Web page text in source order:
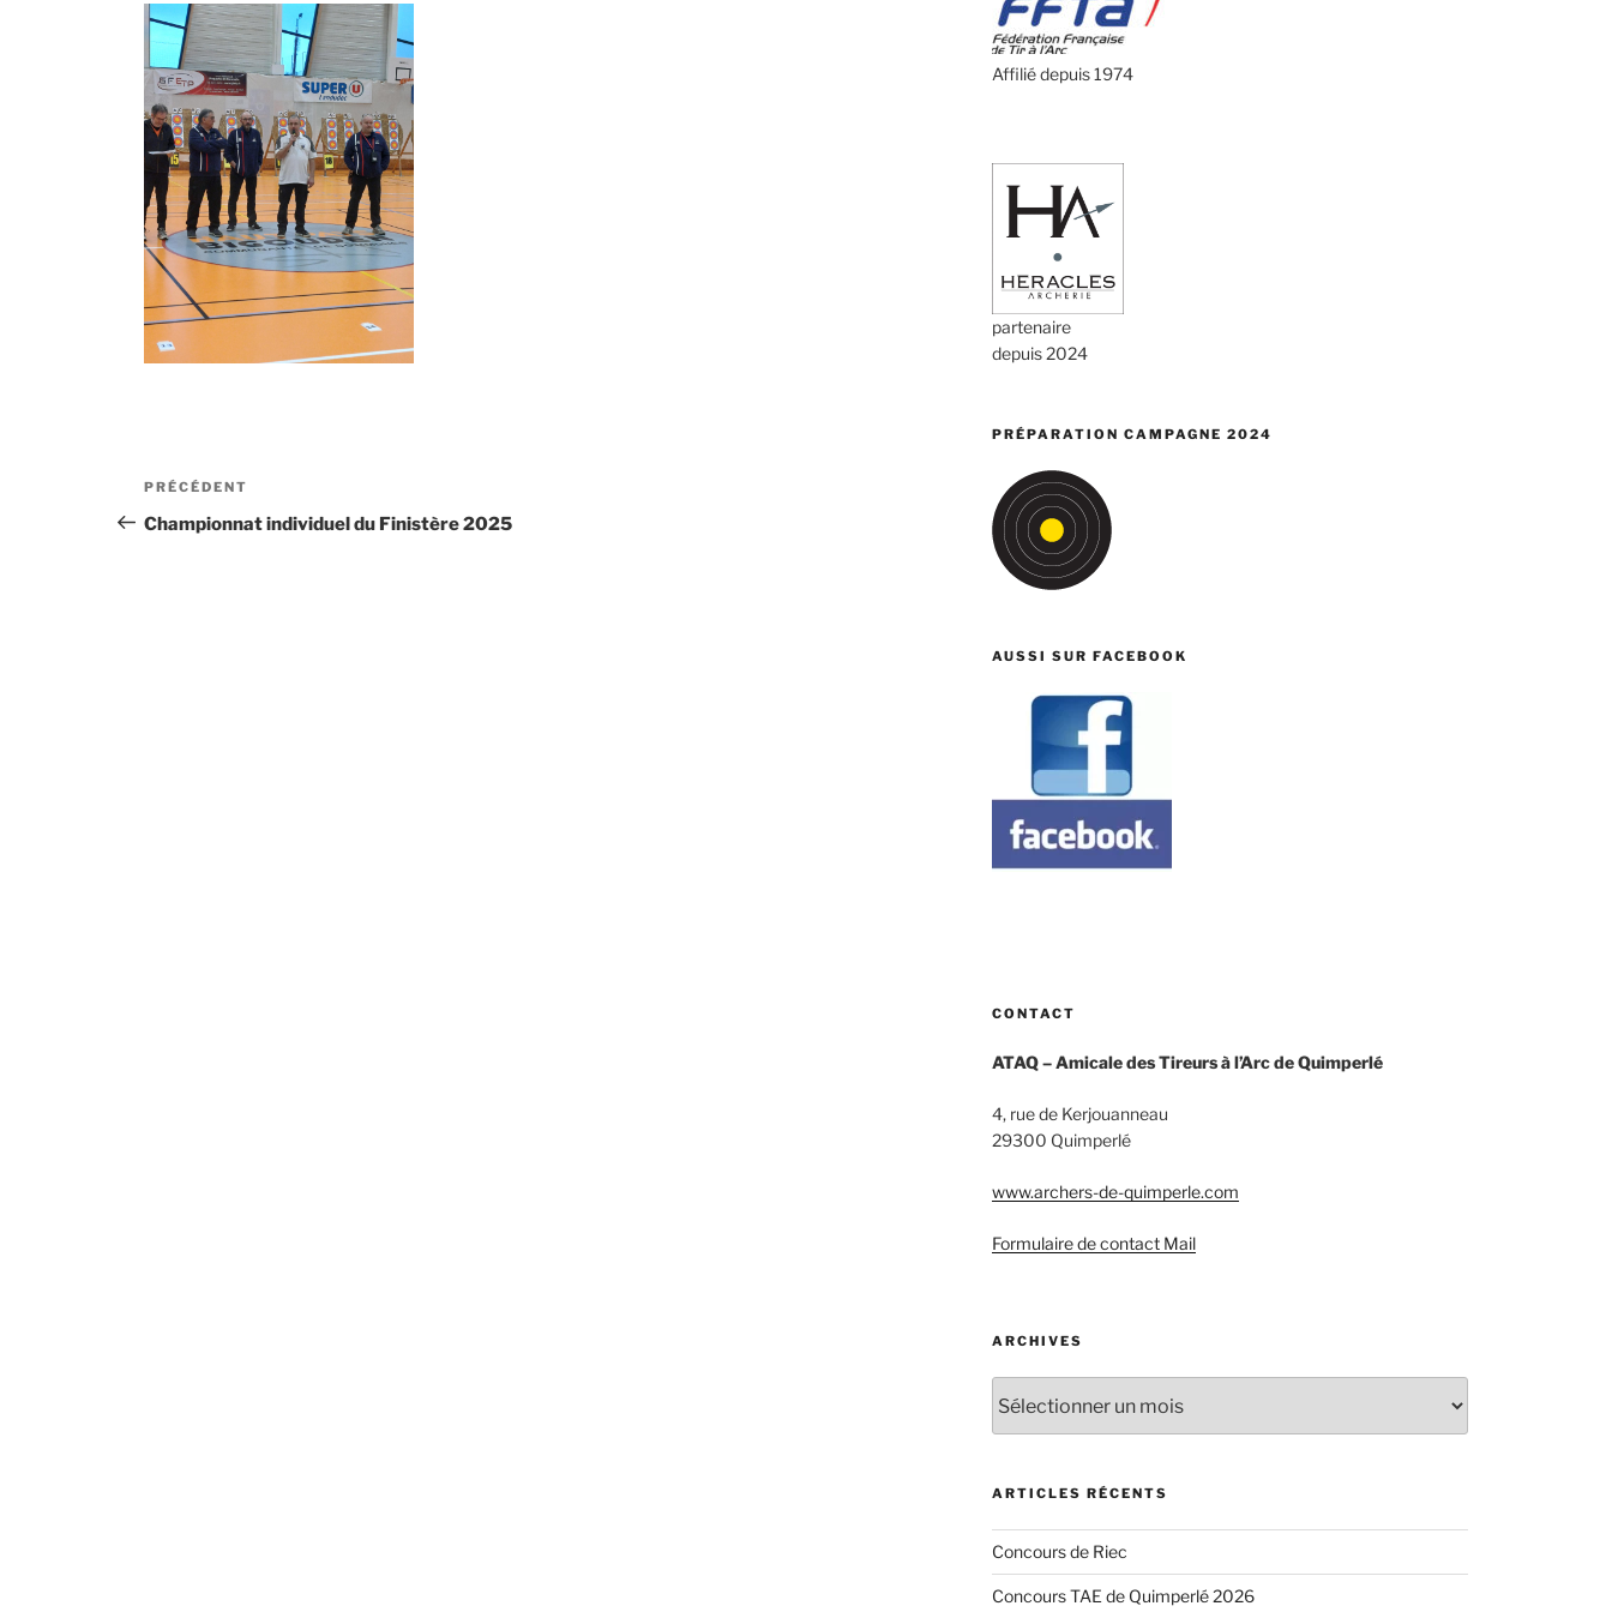
Navigation
de
Article
précédent
PRÉCÉDENT
Championnat individuel du Finistère 2025
Affilié depuis 1974
partenaire
depuis 2024
PRÉPARATION CAMPAGNE 2024
AUSSI SUR FACEBOOK
CONTACT
ATAQ – Amicale des Tireurs à l’Arc de Quimperlé
4, rue de Kerjouanneau
29300 Quimperlé
www.archers-de-quimperle.com
Formulaire de contact Mail
ARCHIVES
ARTICLES RÉCENTS
Concours de Riec
Concours TAE de Quimperlé 2026